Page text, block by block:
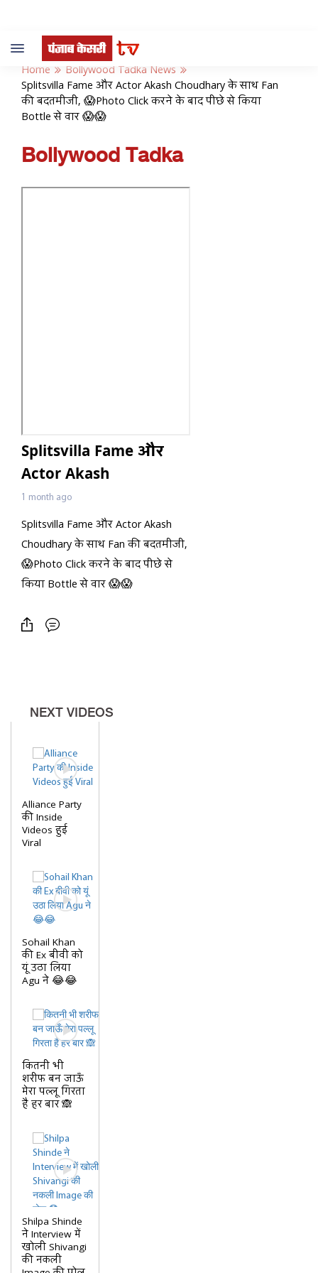
Toggle
navigation
Home
Bollywood Tadka News
Splitsvilla Fame और Actor Akash Choudhary के साथ Fan
की बदतमीजी, 😱Photo Click करने के बाद पीछे से किया
Bottle से वार 😱😱
Bollywood Tadka
Splitsvilla Fame और
Actor Akash
Choudhary के साथ Fan
की बदतमीजी, 😱Photo
Click करने के बाद पीछे से
किया Bottle से वार 😱😱
1 month ago
Splitsvilla Fame और Actor Akash
Choudhary के साथ Fan की बदतमीजी,
😱Photo Click करने के बाद पीछे से
किया Bottle से वार 😱😱
NEXT VIDEOS
Alliance Party
की Inside
Videos हुई
Viral
Sohail Khan
की Ex बीवी को
यूं उठा लिया
Agu ने 😂😂
कितनी भी
शरीफ बन जाऊँ
मेरा पल्लू गिरता
है हर बार 🙈
Shilpa Shinde
ने Interview में
खोली Shivangi
की नकली